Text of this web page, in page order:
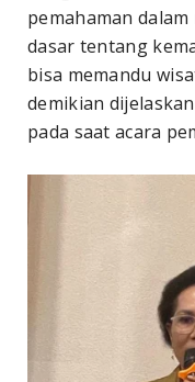
pemahaman
dasar tentang
bisa memandu
demikian
pada saat acara